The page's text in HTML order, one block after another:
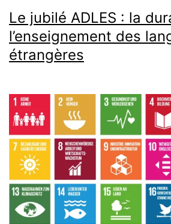
Le jubilé ADLES : la
l’enseignement des
étrangères